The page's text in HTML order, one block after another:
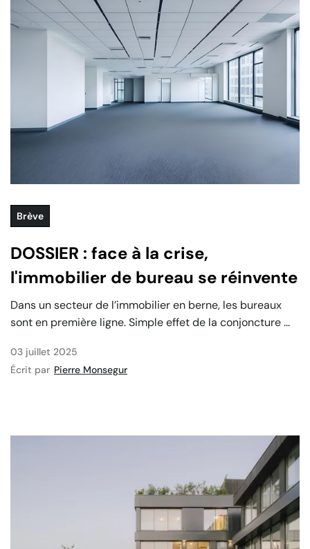
Brève
DOSSIER : face à la crise,
l'immobilier de bureau se réinvente
‍Dans un secteur de l’immobilier en berne, les bureaux
sont en première ligne. Simple effet de la conjoncture ...
03 juillet 2025
Écrit par Pierre Monsegur